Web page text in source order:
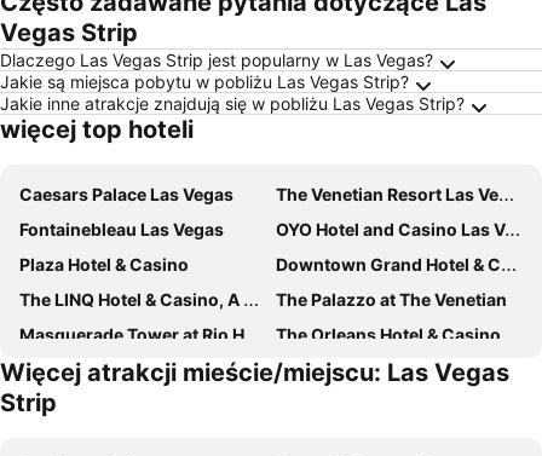
Vegas Strip
Dlaczego Las Vegas Strip jest popularny w Las Vegas?
Jakie są miejsca pobytu w pobliżu Las Vegas Strip?
Jakie inne atrakcje znajdują się w pobliżu Las Vegas Strip?
więcej top hoteli
Caesars Palace Las Vegas
The Venetian Resort Las Vegas
Fontainebleau Las Vegas
OYO Hotel and Casino Las Vegas
Plaza Hotel & Casino
Downtown Grand Hotel & Casino
The LINQ Hotel & Casino, A Caesars Destination
The Palazzo at The Venetian
Masquerade Tower at Rio Hotel & Casino
The Orleans Hotel & Casino
Goroomgo Blue Moon Bhimtal
Silver Sevens Hotel & Casino
The Westin Las Vegas Hotel & Spa
Więcej atrakcji mieście/miejscu: Las Vegas
Strip